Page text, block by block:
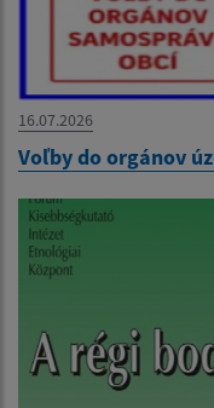
16.07.2026
Voľby do orgánov